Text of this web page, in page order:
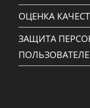
ОЦЕНКА
ЗАЩИТА